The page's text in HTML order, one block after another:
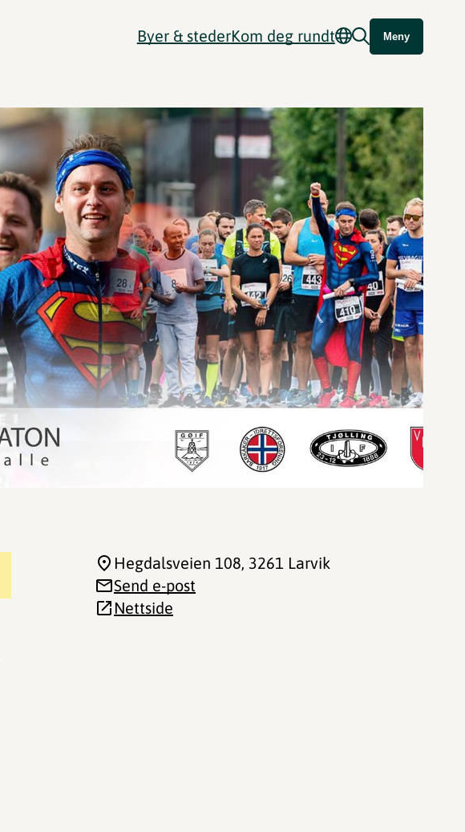
Byer & stederKom deg rundt Meny
Hegdalsveien 108, 3261 Larvik
Send e-post
Nettside